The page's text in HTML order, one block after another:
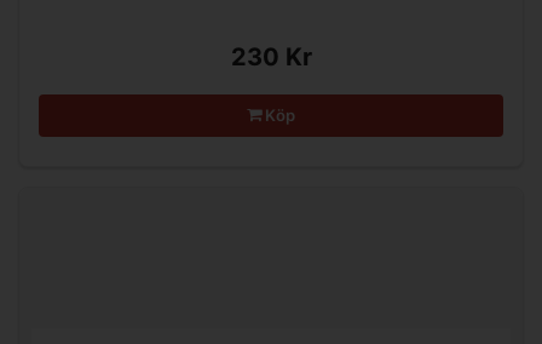
230 Kr
Köp